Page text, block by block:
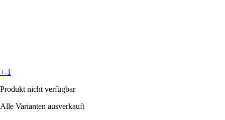
+-1
Produkt nicht verfügbar
Alle Varianten ausverkauft